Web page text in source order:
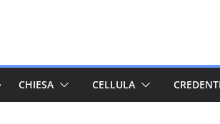
CHIESA CELLULA